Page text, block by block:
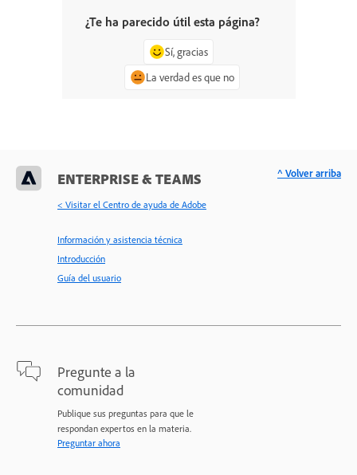
¿Te ha parecido útil esta página?
Sí, gracias
La verdad es que no
ENTERPRISE & TEAMS
< Visitar el Centro de ayuda de Adobe
Información y asistencia técnica
Introducción
Guía del usuario
Pregunte a la
comunidad
Publique sus preguntas para que le
respondan expertos en la materia.
Preguntar ahora
^ Volver arriba